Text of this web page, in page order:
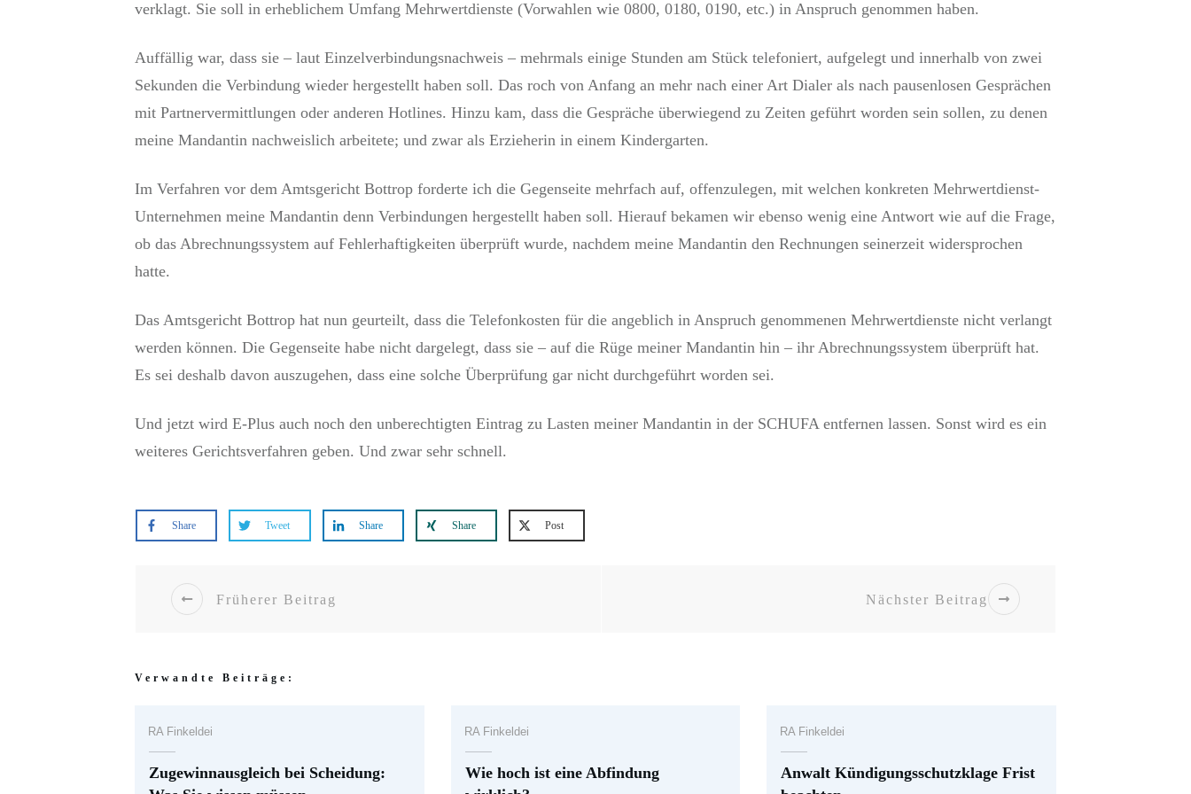
verklagt. Sie soll in erheblichem Umfang Mehrwertdienste (Vorwahlen wie 0800, 0180, 0190, etc.) in Anspruch genommen haben.
Auffällig war, dass sie – laut Einzelverbindungsnachweis – mehrmals einige Stunden am Stück telefoniert, aufgelegt und innerhalb von zwei
Sekunden die Verbindung wieder hergestellt haben soll. Das roch von Anfang an mehr nach einer Art Dialer als nach pausenlosen Gesprächen
mit Partnervermittlungen oder anderen Hotlines. Hinzu kam, dass die Gespräche überwiegend zu Zeiten geführt worden sein sollen, zu denen
meine Mandantin nachweislich arbeitete; und zwar als Erzieherin in einem Kindergarten.
Im Verfahren vor dem Amtsgericht Bottrop forderte ich die Gegenseite mehrfach auf, offenzulegen, mit welchen konkreten Mehrwertdienst-
Unternehmen meine Mandantin denn Verbindungen hergestellt haben soll. Hierauf bekamen wir ebenso wenig eine Antwort wie auf die Frage,
ob das Abrechnungssystem auf Fehlerhaftigkeiten überprüft wurde, nachdem meine Mandantin den Rechnungen seinerzeit widersprochen
hatte.
Das Amtsgericht Bottrop hat nun geurteilt, dass die Telefonkosten für die angeblich in Anspruch genommenen Mehrwertdienste nicht verlangt
werden können. Die Gegenseite habe nicht dargelegt, dass sie – auf die Rüge meiner Mandantin hin – ihr Abrechnungssystem überprüft hat.
Es sei deshalb davon auszugehen, dass eine solche Überprüfung gar nicht durchgeführt worden sei.
Und jetzt wird E-Plus auch noch den unberechtigten Eintrag zu Lasten meiner Mandantin in der SCHUFA entfernen lassen. Sonst wird es ein
weiteres Gerichtsverfahren geben. Und zwar sehr schnell.
Share Tweet Share Share Post
Früherer Beitrag Nächster Beitrag
Verwandte Beiträge:
RA Finkeldei
Zugewinnausgleich bei Scheidung:
RA Finkeldei
Wie hoch ist eine Abfindung
RA Finkeldei
Anwalt Kündigungsschutzklage Frist